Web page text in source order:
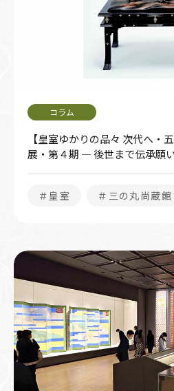
【皇室ゆかりの品々 次代へ・
展・第４期 ― 後世まで伝承願
＃皇室 ＃三の丸尚蔵館